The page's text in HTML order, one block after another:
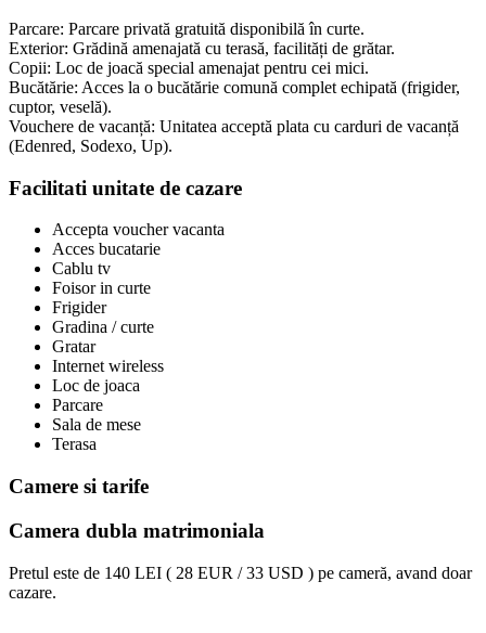
Parcare: Parcare privată gratuită disponibilă în curte.
Exterior: Grădină amenajată cu terasă, facilități de grătar.
Copii: Loc de joacă special amenajat pentru cei mici.
Bucătărie: Acces la o bucătărie comună complet echipată (frigider,
cuptor, veselă).
Vouchere de vacanță: Unitatea acceptă plata cu carduri de vacanță
(Edenred, Sodexo, Up).
Facilitati unitate de cazare
Accepta voucher vacanta
Acces bucatarie
Cablu tv
Foisor in curte
Frigider
Gradina / curte
Gratar
Internet wireless
Loc de joaca
Parcare
Sala de mese
Terasa
Camere si tarife
Camera dubla matrimoniala
Pretul este de 140 LEI ( 28 EUR / 33 USD ) pe cameră, avand doar
cazare.